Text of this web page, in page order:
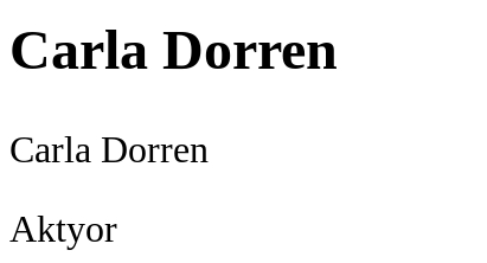
Carla Dorren
Carla Dorren
Aktyor